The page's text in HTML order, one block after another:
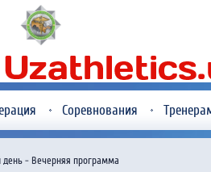
Соревнования
день - Вечерняя программа